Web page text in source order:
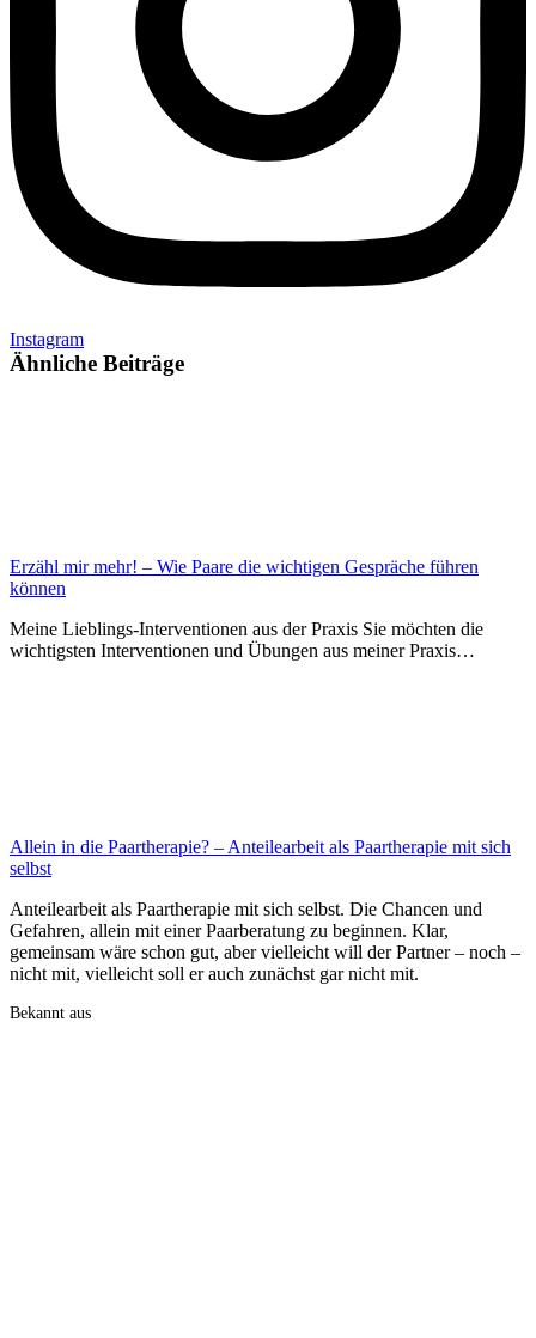
Instagram
Ähnliche Beiträge
Erzähl mir mehr! – Wie Paare die wichtigen Gespräche führen
können
Meine Lieblings-Interventionen aus der Praxis Sie möchten die
wichtigsten Interventionen und Übungen aus meiner Praxis…
Allein in die Paartherapie? – Anteilearbeit als Paartherapie mit sich
selbst
Anteilearbeit als Paartherapie mit sich selbst. Die Chancen und
Gefahren, allein mit einer Paarberatung zu beginnen. Klar,
gemeinsam wäre schon gut, aber vielleicht will der Partner – noch –
nicht mit, vielleicht soll er auch zunächst gar nicht mit.
Bekannt aus